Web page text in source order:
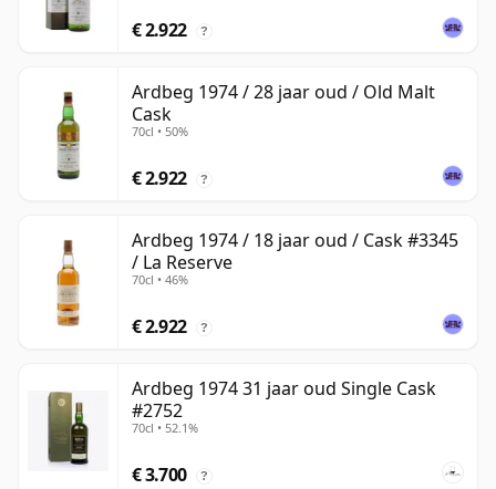
€ 2.922 ?
Ardbeg 1974 / 28 jaar oud / Old Malt
Cask
70cl • 50%
€ 2.922 ?
Ardbeg 1974 / 18 jaar oud / Cask #3345
/ La Reserve
70cl • 46%
€ 2.922 ?
Ardbeg 1974 31 jaar oud Single Cask
#2752
70cl • 52.1%
€ 3.700 ?